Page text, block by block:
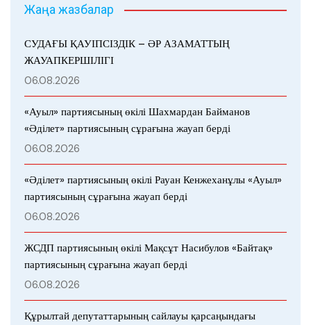
Жаңа жазбалар
СУДАҒЫ ҚАУІПСІЗДІК – ӘР АЗАМАТТЫҢ
ЖАУАПКЕРШІЛІГІ
06.08.2026
«Ауыл» партиясының өкілі Шахмардан Байманов
«Әділет» партиясының сұрағына жауап берді
06.08.2026
«Әділет» партиясының өкілі Рауан Кенжеханұлы «Ауыл»
партиясының сұрағына жауап берді
06.08.2026
ЖСДП партиясының өкілі Мақсұт Насибулов «Байтақ»
партиясының сұрағына жауап берді
06.08.2026
Құрылтай депутаттарының сайлауы қарсаңындағы